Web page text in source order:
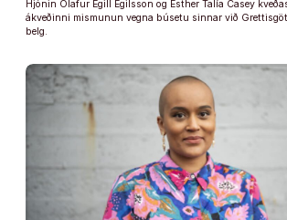
Hjónin Ólafur Egill Egilsson og Esther Talía Casey
ákveðinni mismunun vegna búsetu sinnar við
belg.